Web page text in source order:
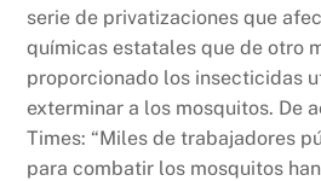
serie de privatizaciones que
químicas estatales que de otro
proporcionado los insecticidas
exterminar a los mosquitos. De
Times: “Miles de trabajadores
para combatir los mosquitos